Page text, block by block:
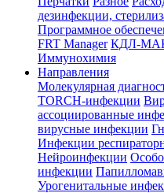
дезинфекции,
Программное
FRT Manager КДЛ-
Иммунохимия
Направления
Молекулярная
TORCH-инфекции
ассоциированные
вирусные инфекции
Инфекции
Нейроинфекции
инфекции
Урогенитальные